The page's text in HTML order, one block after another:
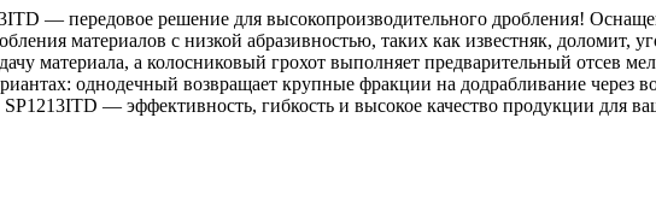
— передовое решение для высокопроизводительного дробления!
материалов с низкой абразивностью, таких как известняк, доломит,
материала, а колосниковый грохот выполняет предварительный отсев
однодечный возвращает крупные фракции на додрабливание через
— эффективность, гибкость и высокое качество продукции для